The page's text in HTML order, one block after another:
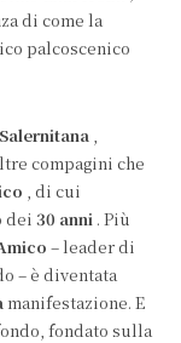
di come la
palcoscenico
Salernitana ,
compagini che
, di cui
dei 30 anni . Più
– leader di
– è diventata
manifestazione. E
fondato sulla